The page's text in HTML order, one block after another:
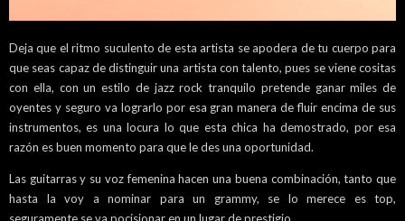
Deja que el ritmo suculento de esta artista se apodera de tu cuerpo para
que seas capaz de distinguir una artista con talento, pues se viene cositas
con ella, con un estilo de jazz rock tranquilo pretende ganar miles de
oyentes y seguro va lograrlo por esa gran manera de fluir encima de sus
instrumentos, es una locura lo que esta chica ha demostrado, por esa
razón es buen momento para que le des una oportunidad.
Las guitarras y su voz femenina hacen una buena combinación, tanto que
hasta la voy a nominar para un grammy, se lo merece es top,